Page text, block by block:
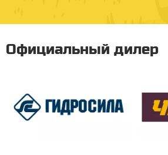
Официальный дилер